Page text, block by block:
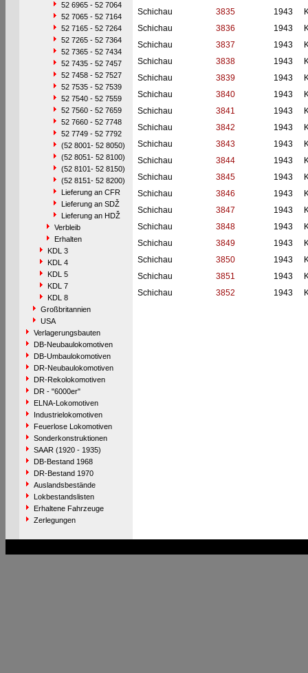
52 6965 - 52 7064
52 7065 - 52 7164
52 7165 - 52 7264
52 7265 - 52 7364
52 7365 - 52 7434
52 7435 - 52 7457
52 7458 - 52 7527
52 7535 - 52 7539
52 7540 - 52 7559
52 7560 - 52 7659
52 7660 - 52 7748
52 7749 - 52 7792
(52 8001- 52 8050)
(52 8051- 52 8100)
(52 8101- 52 8150)
(52 8151- 52 8200)
Lieferung an CFR
Lieferung an SDŽ
Lieferung an HDŽ
Verbleib
Erhalten
KDL 3
KDL 4
KDL 5
KDL 7
KDL 8
Großbritannien
USA
Verlagerungsbauten
DB-Neubaulokomotiven
DB-Umbaulokomotiven
DR-Neubaulokomotiven
DR-Rekolokomotiven
DR - "6000er"
ELNA-Lokomotiven
Industrielokomotiven
Feuerlose Lokomotiven
Sonderkonstruktionen
SAAR (1920 - 1935)
DB-Bestand 1968
DR-Bestand 1970
Auslandsbestände
Lokbestandslisten
Erhaltene Fahrzeuge
Zerlegungen
Schichau
3835 1943
Schichau
3836 1943
Schichau
3837 1943
Schichau
3838 1943
Schichau
3839 1943
Schichau
3840 1943
Schichau
3841 1943
Schichau
3842 1943
Schichau
3843 1943
Schichau
3844 1943
Schichau
3845 1943
Schichau
3846 1943
Schichau
3847 1943
Schichau
3848 1943
Schichau
3849 1943
Schichau
3850 1943
Schichau
3851 1943
Schichau
3852 1943